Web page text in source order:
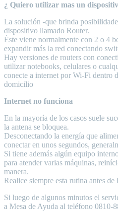
¿ Quiero utilizar mas un
La solución -que brinda
dispositivo llamado Router.
Éste viene normalmente con 2 o 4
expandir más la red conectando
Hay versiones de routers con
utilizar notebooks, celulares o
conecte a internet por Wi-Fi dentro
domicilio
Internet no funciona
En la mayoría de los casos suele
la antena se bloquea.
Desconectando la energía que
conectar en unos segundos,
Si tiene además algún equipo
para atender varias máquinas,
manera.
Realice siempre esta rutina antes
Si luego de algunos minutos el
a Mesa de Ayuda al teléfono 0810-